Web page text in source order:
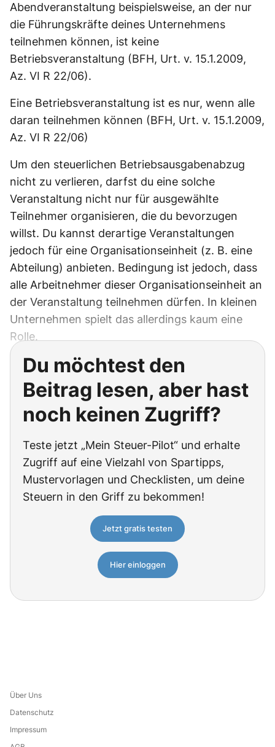
Abendveranstaltung beispielsweise, an der nur
die Führungskräfte deines Unternehmens
teilnehmen können, ist keine
Betriebsveranstaltung (BFH, Urt. v. 15.1.2009,
Az. VI R 22/06).
Eine Betriebsveranstaltung ist es nur, wenn alle
daran teilnehmen können (BFH, Urt. v. 15.1.2009,
Az. VI R 22/06)
Um den steuerlichen Betriebsausgabenabzug
nicht zu verlieren, darfst du eine solche
Veranstaltung nicht nur für ausgewählte
Teilnehmer organisieren, die du bevorzugen
willst. Du kannst derartige Veranstaltungen
jedoch für eine Organisationseinheit (z. B. eine
Abteilung) anbieten. Bedingung ist jedoch, dass
alle Arbeitnehmer dieser Organisationseinheit an
der Veranstaltung teilnehmen dürfen. In kleinen
Unternehmen spielt das allerdings kaum eine
Rolle.
Du möchtest den
Beitrag lesen, aber hast
noch keinen Zugriff?
Teste jetzt „Mein Steuer-Pilot“ und erhalte
Zugriff auf eine Vielzahl von Spartipps,
Mustervorlagen und Checklisten, um deine
Steuern in den Griff zu bekommen!
Jetzt gratis testen
Hier einloggen
Über Uns
Datenschutz
Impressum